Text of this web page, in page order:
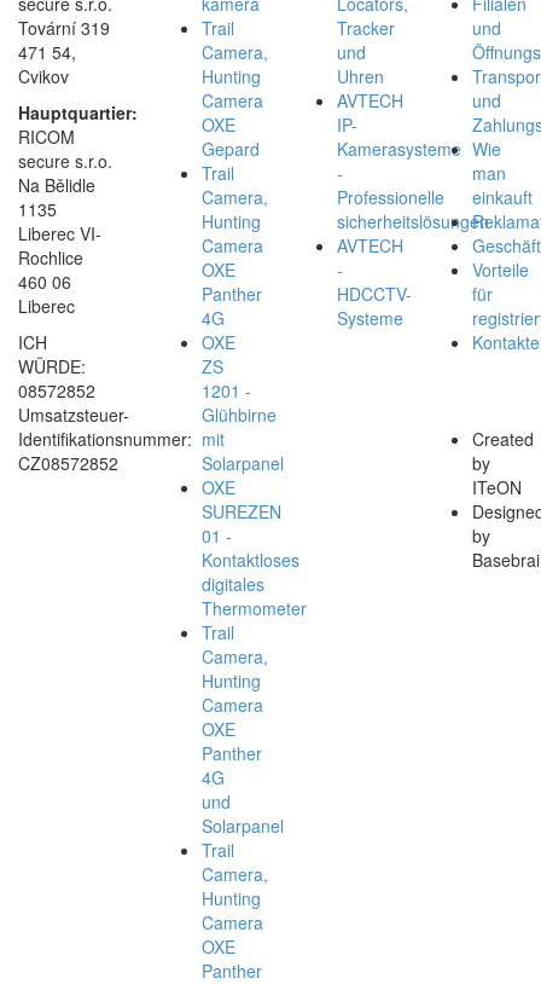
Tovární 319
471 54,
Cvikov
Hauptquartier:
RICOM
secure s.r.o.
Na Bělidle
1135
Liberec VI-
Rochlice
460 06
Liberec
ICH
WÜRDE:
08572852
Umsatzsteuer-
Identifikationsnummer:
CZ08572852
Trail
Camera,
Hunting
Camera
OXE
Gepard
Trail
Camera,
Hunting
Camera
OXE
Panther
4G
OXE
ZS
1201 -
Glühbirne
mit
Solarpanel
OXE
SUREZEN
01 -
Kontaktloses
digitales
Thermometer
Trail
Camera,
Hunting
Camera
OXE
Panther
4G
und
Solarpanel
Trail
Camera,
Hunting
Camera
OXE
Panther
Tracker
und
Uhren
AVTECH
IP-
Kamerasysteme
-
Professionelle
sicherheitslösungen
AVTECH
-
HDCCTV-
Systeme
und
und
Wie
man
einkauft
Vorteile
für
Kontakte
Created
by
ITeON
by